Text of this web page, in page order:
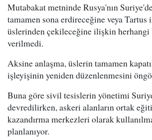
Mutabakat metninde Rusya'nın
tamamen sona erdireceğine veya
üslerinden çekileceğine ilişkin herhangi
verilmedi.
Aksine anlaşma, üslerin tamamen
işleyişinin yeniden düzenlenmesini
Buna göre sivil tesislerin yönetimi
devredilirken, askeri alanların ortak
kazandırma merkezleri olarak
planlanıyor.